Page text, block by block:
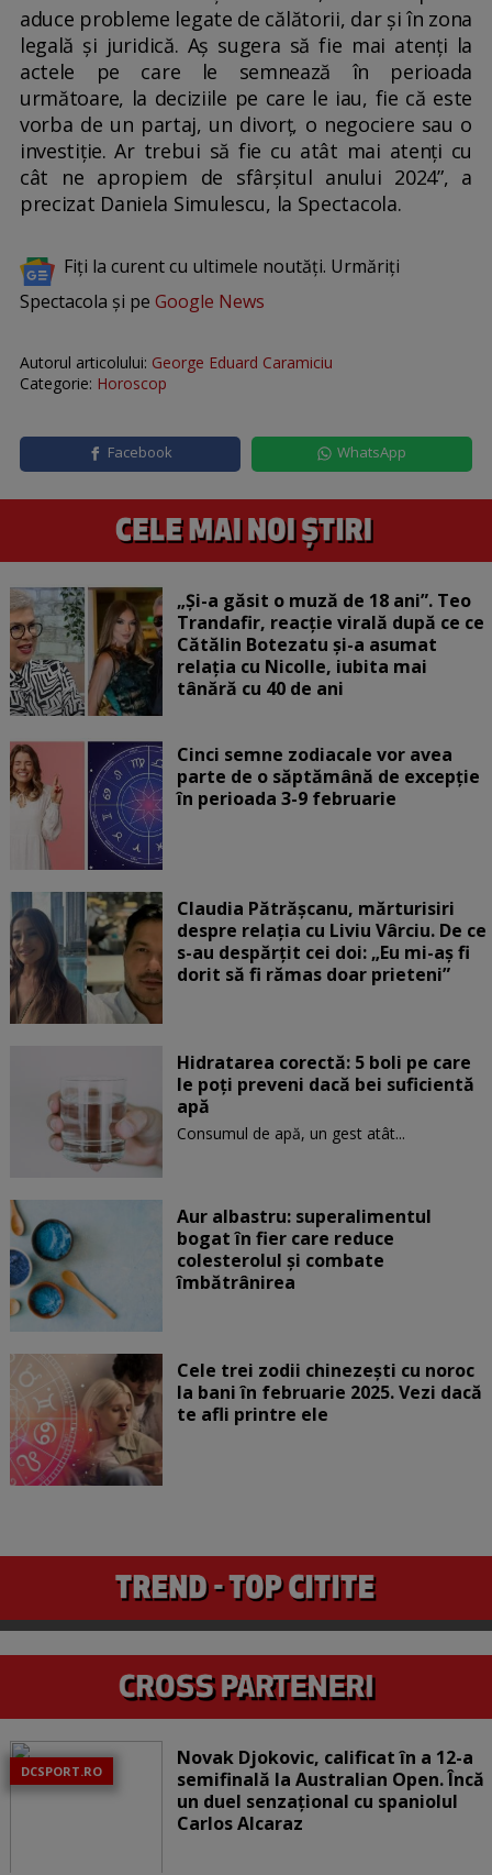
aduce probleme legate de călătorii, dar și în zona
legală și juridică. Aș sugera să fie mai atenți la
actele pe care le semnează în perioada
următoare, la deciziile pe care le iau, fie că este
vorba de un partaj, un divorț, o negociere sau o
investiție. Ar trebui să fie cu atât mai atenți cu
cât ne apropiem de sfârșitul anului 2024”, a
precizat Daniela Simulescu, la Spectacola.
Fiți la curent cu ultimele noutăți. Urmăriți
Spectacola și pe Google News
Autorul articolului: George Eduard Caramiciu
Categorie: Horoscop
Facebook WhatsApp
„Și-a găsit o muză de 18 ani”. Teo
Trandafir, reacție virală după ce ce
Cătălin Botezatu și-a asumat
relația cu Nicolle, iubita mai
tânără cu 40 de ani
Cinci semne zodiacale vor avea
parte de o săptămână de excepție
în perioada 3-9 februarie
Claudia Pătrășcanu, mărturisiri
despre relația cu Liviu Vârciu. De ce
s-au despărțit cei doi: „Eu mi-aș fi
dorit să fi rămas doar prieteni”
Hidratarea corectă: 5 boli pe care
le poți preveni dacă bei suficientă
apă
Consumul de apă, un gest atât...
Aur albastru: superalimentul
bogat în fier care reduce
colesterolul și combate
îmbătrânirea
Cele trei zodii chinezești cu noroc
la bani în februarie 2025. Vezi dacă
te afli printre ele
DCSPORT.RO
Novak Djokovic, calificat în a 12-a
semifinală la Australian Open. Încă
un duel senzațional cu spaniolul
Carlos Alcaraz